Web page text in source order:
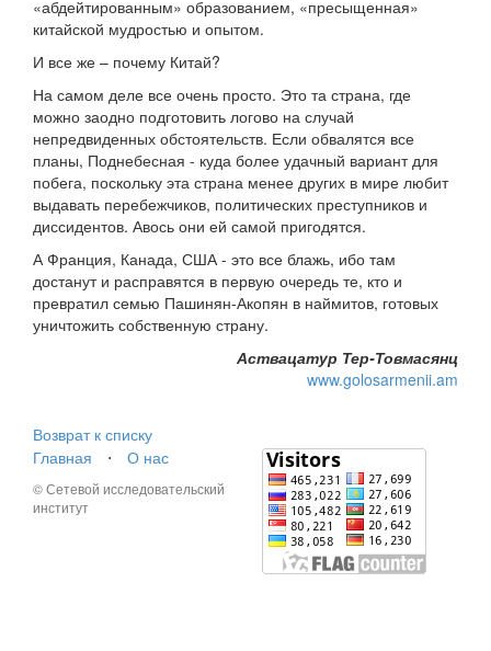
«абдейтированным» образованием, «пресыщенная»
китайской мудростью и опытом.
И все же – почему Китай?
На самом деле все очень просто. Это та страна, где
можно заодно подготовить логово на случай
непредвиденных обстоятельств. Если обвалятся все
планы, Поднебесная - куда более удачный вариант для
побега, поскольку эта страна менее других в мире любит
выдавать перебежчиков, политических преступников и
диссидентов. Авось они ей самой пригодятся.
А Франция, Канада, США - это все блажь, ибо там
достанут и расправятся в первую очередь те, кто и
превратил семью Пашинян-Акопян в наймитов, готовых
уничтожить собственную страну.
Аствацатур Тер-Товмасянц
www.golosarmenii.am
Возврат к списку
Главная
⋅ О нас
© Сетевой исследовательский
институт